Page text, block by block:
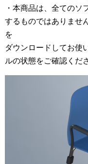
・本商品は、全てのソ
するものではありませ
を
ダウンロードしてお使
ルの状態をご確認くだ